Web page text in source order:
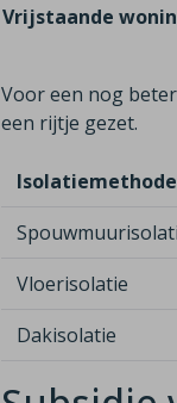
Vrijstaande
Voor een nog
een rijtje gezet.
Isolatiemethode
Vloerisolatie
Dakisolatie